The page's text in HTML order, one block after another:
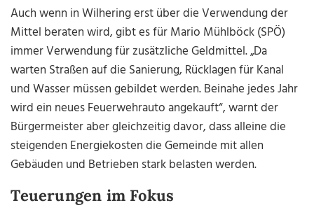
Auch wenn in Wilhering erst über die Verwendung der
Mittel beraten wird, gibt es für Mario Mühlböck (SPÖ)
immer Verwendung für zusätzliche Geldmittel. „Da
warten Straßen auf die Sanierung, Rücklagen für Kanal
und Wasser müssen gebildet werden. Beinahe jedes Jahr
wird ein neues Feuerwehrauto angekauft“, warnt der
Bürgermeister aber gleichzeitig davor, dass alleine die
steigenden Energiekosten die Gemeinde mit allen
Gebäuden und Betrieben stark belasten werden.
Teuerungen im Fokus